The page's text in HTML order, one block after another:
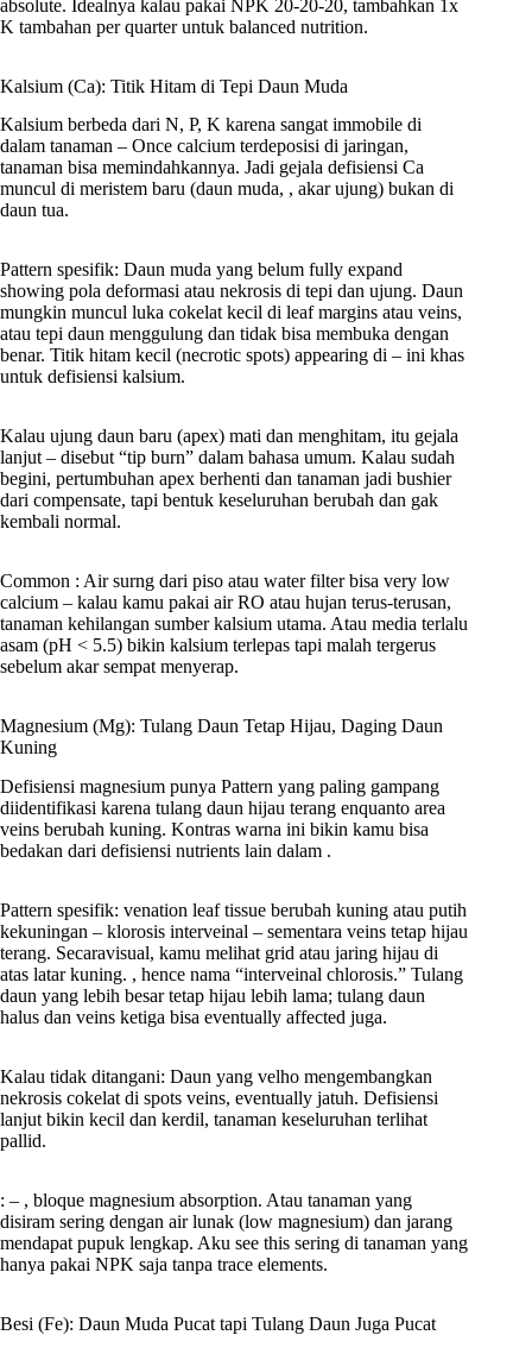
absolute. Idealnya kalau pakai NPK 20-20-20, tambahkan 1x
K tambahan per quarter untuk balanced nutrition.
Kalsium (Ca): Titik Hitam di Tepi Daun Muda
Kalsium berbeda dari N, P, K karena sangat immobile di
dalam tanaman – Once calcium terdeposisi di jaringan,
tanaman bisa memindahkannya. Jadi gejala defisiensi Ca
muncul di meristem baru (daun muda, , akar ujung) bukan di
daun tua.
Pattern spesifik: Daun muda yang belum fully expand
showing pola deformasi atau nekrosis di tepi dan ujung. Daun
mungkin muncul luka cokelat kecil di leaf margins atau veins,
atau tepi daun menggulung dan tidak bisa membuka dengan
benar. Titik hitam kecil (necrotic spots) appearing di – ini khas
untuk defisiensi kalsium.
Kalau ujung daun baru (apex) mati dan menghitam, itu gejala
lanjut – disebut “tip burn” dalam bahasa umum. Kalau sudah
begini, pertumbuhan apex berhenti dan tanaman jadi bushier
dari compensate, tapi bentuk keseluruhan berubah dan gak
kembali normal.
Common : Air surng dari piso atau water filter bisa very low
calcium – kalau kamu pakai air RO atau hujan terus-terusan,
tanaman kehilangan sumber kalsium utama. Atau media terlalu
asam (pH < 5.5) bikin kalsium terlepas tapi malah tergerus
sebelum akar sempat menyerap.
Magnesium (Mg): Tulang Daun Tetap Hijau, Daging Daun
Kuning
Defisiensi magnesium punya Pattern yang paling gampang
diidentifikasi karena tulang daun hijau terang enquanto area
veins berubah kuning. Kontras warna ini bikin kamu bisa
bedakan dari defisiensi nutrients lain dalam .
Pattern spesifik: venation leaf tissue berubah kuning atau putih
kekuningan – klorosis interveinal – sementara veins tetap hijau
terang. Secaravisual, kamu melihat grid atau jaring hijau di
atas latar kuning. , hence nama “interveinal chlorosis.” Tulang
daun yang lebih besar tetap hijau lebih lama; tulang daun
halus dan veins ketiga bisa eventually affected juga.
Kalau tidak ditangani: Daun yang velho mengembangkan
nekrosis cokelat di spots veins, eventually jatuh. Defisiensi
lanjut bikin kecil dan kerdil, tanaman keseluruhan terlihat
pallid.
: – , bloque magnesium absorption. Atau tanaman yang
disiram sering dengan air lunak (low magnesium) dan jarang
mendapat pupuk lengkap. Aku see this sering di tanaman yang
hanya pakai NPK saja tanpa trace elements.
Besi (Fe): Daun Muda Pucat tapi Tulang Daun Juga Pucat